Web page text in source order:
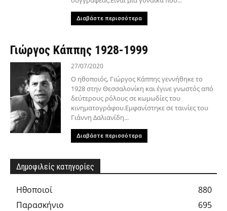
Διαβάστε περισσότερα
Γιώργος Κάππης 1928-1999
27/07/2020
Ο ηθοποιός, Γιώργος Κάππης γεννήθηκε το
1928 στην Θεσσαλονίκη και έγινε γνωστός από
δεύτερους ρόλους σε κωμωδίες του
κινηματογράφου.Εμφανίστηκε σε ταινίες του
Γιάννη Δαλιανίδη...
Διαβάστε περισσότερα
Δημοφιλείς κατηγορίες
Hθοποιοί
880
Παρασκήνιο
695